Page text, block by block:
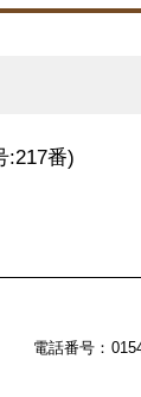
:217番)
電話番号